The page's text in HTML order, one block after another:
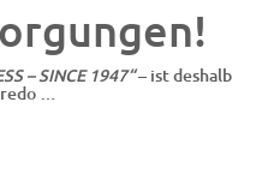
– SINCE 1947“– ist deshalb
…